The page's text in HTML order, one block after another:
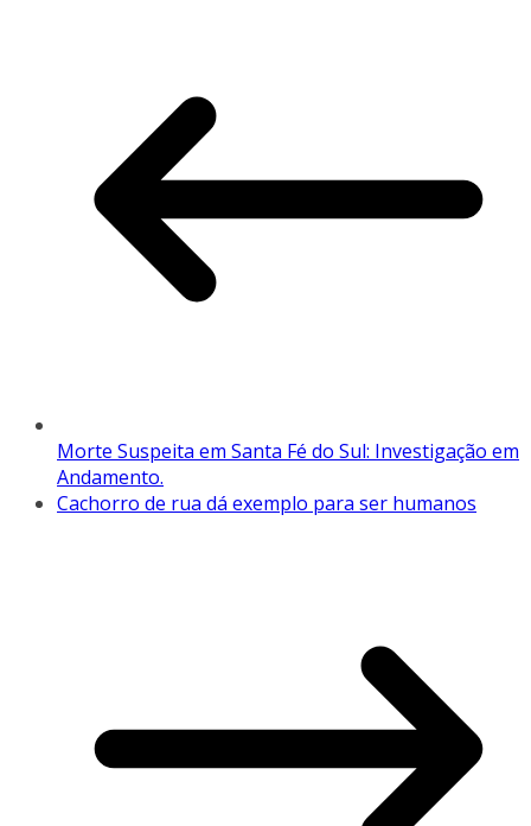
Morte Suspeita em Santa Fé do Sul: Investigação em
Andamento.
Cachorro de rua dá exemplo para ser humanos